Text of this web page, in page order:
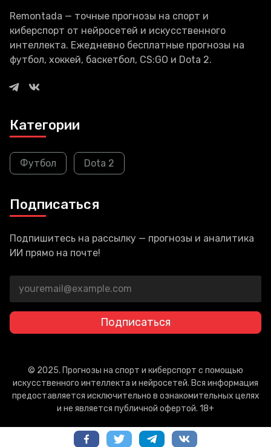
Remontada — точные прогнозы на спорт и
киберспорт от нейросетей и искусственного
интеллекта. Ежедневно бесплатные прогнозы на
футбол, хоккей, баскетбол, CS:GO и Dota 2.
Категории
Футбол Dota 2
Подписаться
Подпишитесь на рассылку — прогнозы и аналитика
ИИ прямо на почте!
Подписаться
© 2025. Прогнозы на спорт и киберспорт с помощью
искусственного интеллекта и нейросетей. Вся информация
предоставляется исключительно в ознакомительных целях
и не является публичной офертой. 18+
Политика конфиденциальности